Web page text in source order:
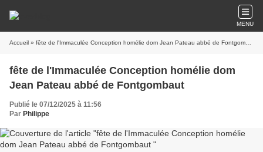
MENU
Accueil » fête de l'Immaculée Conception homélie dom Jean Pateau abbé de Fontgombaut
fête de l'Immaculée Conception homélie dom
Jean Pateau abbé de Fontgombaut
Publié le 07/12/2025 à 11:56
Par Philippe